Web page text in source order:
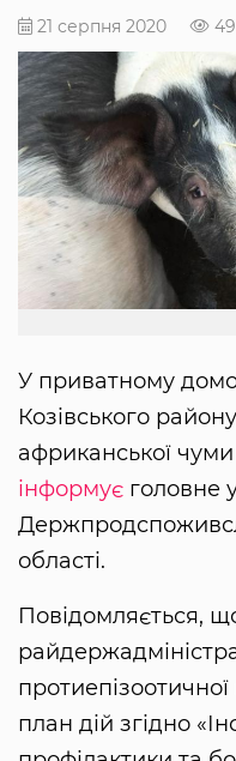
21 серпня 2020 49
У приватному
Козівського
африканської
інформує головне
області.
Повідомляється,
план дій згідно